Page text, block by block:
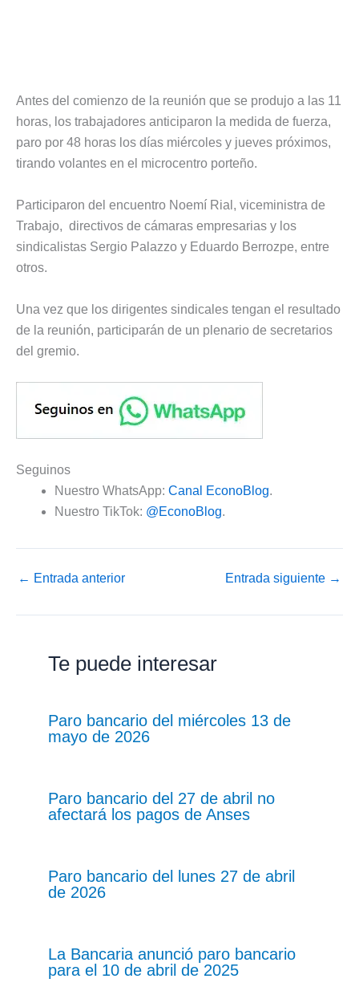
Antes del comienzo de la reunión que se produjo a las 11
horas, los trabajadores anticiparon la medida de fuerza,
paro por 48 horas los días miércoles y jueves próximos,
tirando volantes en el microcentro porteño.
Participaron del encuentro Noemí Rial, viceministra de
Trabajo, directivos de cámaras empresarias y los
sindicalistas Sergio Palazzo y Eduardo Berrozpe, entre
otros.
Una vez que los dirigentes sindicales tengan el resultado
de la reunión, participarán de un plenario de secretarios
del gremio.
Seguinos
Nuestro WhatsApp: Canal EconoBlog.
Nuestro TikTok: @EconoBlog.
← Entrada anterior Entrada siguiente →
Te puede interesar
Paro bancario del miércoles 13 de
mayo de 2026
Paro bancario del 27 de abril no
afectará los pagos de Anses
Paro bancario del lunes 27 de abril
de 2026
La Bancaria anunció paro bancario
para el 10 de abril de 2025